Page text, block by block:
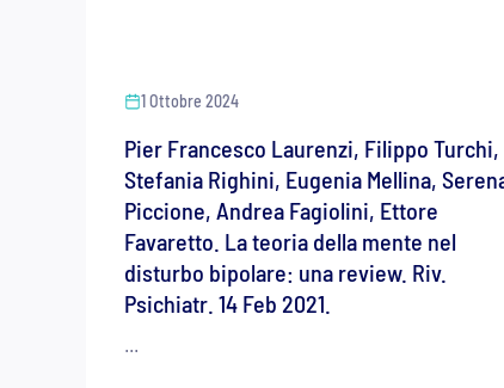
1 Ottobre 2024
Pier Francesco Laurenzi, Filippo Turchi,
Stefania Righini, Eugenia Mellina,
Piccione, Andrea Fagiolini, Ettore
Favaretto. La teoria della mente nel
disturbo bipolare: una review. Riv.
Psichiatr. 14 Feb 2021.
...